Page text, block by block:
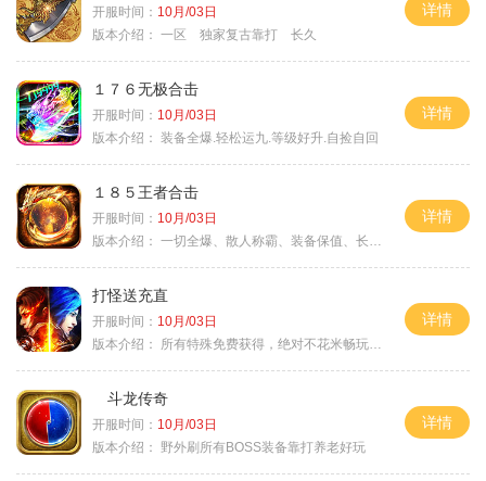
开服时间： 10月/03日
版本介绍： 一区 独家复古靠打 长久
详情
１７６无极合击
开服时间： 10月/03日
版本介绍： 装备全爆.轻松运九.等级好升.自捡自回
详情
１８５王者合击
开服时间： 10月/03日
版本介绍： 一切全爆、散人称霸、装备保值、长期耐玩
详情
打怪送充直
开服时间： 10月/03日
版本介绍：
所有特殊免费获得，绝对不花米畅玩所有地图
详情
斗龙传奇
开服时间： 10月/03日
版本介绍：
野外刷所有BOSS装备靠打养老好玩
详情